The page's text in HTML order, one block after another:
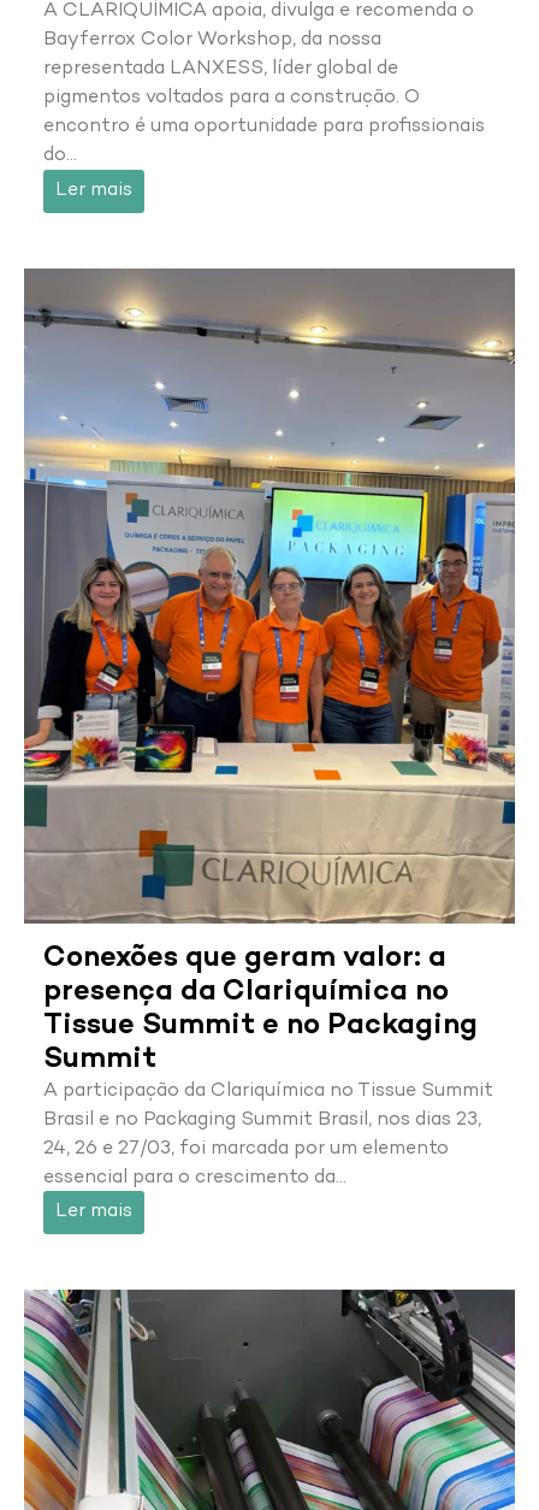
A CLARIQUÍMICA apoia, divulga e recomenda o
Bayferrox Color Workshop, da nossa
representada LANXESS, líder global de
pigmentos voltados para a construção. O
encontro é uma oportunidade para profissionais
do…
Ler mais
Conexões que geram valor: a
presença da Clariquímica no
Tissue Summit e no Packaging
Summit
A participação da Clariquímica no Tissue Summit
Brasil e no Packaging Summit Brasil, nos dias 23,
24, 26 e 27/03, foi marcada por um elemento
essencial para o crescimento da…
Ler mais